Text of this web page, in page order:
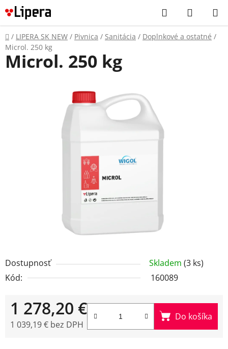
Prejsť
na
obsah
Hľadať
KOŠÍK
Domov
/ LIPERA SK NEW / Pivnica / Sanitácia / Doplnkové a ostatné /
Microl. 250 kg
Dostupnosť Skladem (3 ks)
Kód:
160089
1 278,20 €
1 039,19 € bez DPH
Do košíka
Microl. 250 kg